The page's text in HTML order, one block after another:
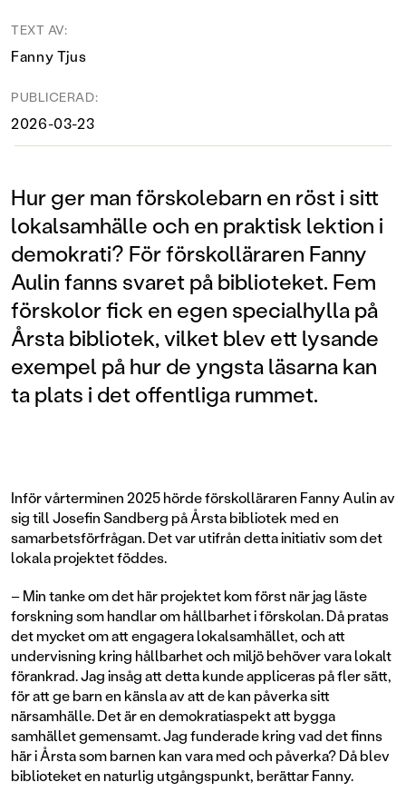
TEXT AV:
Fanny Tjus
PUBLICERAD:
2026-03-23
Hur ger man förskolebarn en röst i sitt
lokalsamhälle och en praktisk lektion i
demokrati? För förskolläraren Fanny
Aulin fanns svaret på biblioteket. Fem
förskolor fick en egen specialhylla på
Årsta bibliotek, vilket blev ett lysande
exempel på hur de yngsta läsarna kan
ta plats i det offentliga rummet.
Inför vårterminen 2025 hörde förskolläraren Fanny Aulin av
sig till Josefin Sandberg på Årsta bibliotek med en
samarbetsförfrågan. Det var utifrån detta initiativ som det
lokala projektet föddes.
– Min tanke om det här projektet kom först när jag läste
forskning som handlar om hållbarhet i förskolan. Då pratas
det mycket om att engagera lokalsamhället, och att
undervisning kring hållbarhet och miljö behöver vara lokalt
förankrad. Jag insåg att detta kunde appliceras på fler sätt,
för att ge barn en känsla av att de kan påverka sitt
närsamhälle. Det är en demokratiaspekt att bygga
samhället gemensamt. Jag funderade kring vad det finns
här i Årsta som barnen kan vara med och påverka? Då blev
biblioteket en naturlig utgångspunkt, berättar Fanny.